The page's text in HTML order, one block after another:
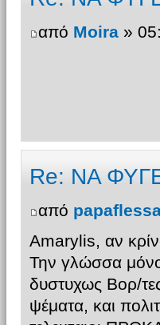
από Moira»
Re: ΝΑ
από
Amarylis, αν
Την γλώσσα
δυστυχως Βορ/
ψέματα, και